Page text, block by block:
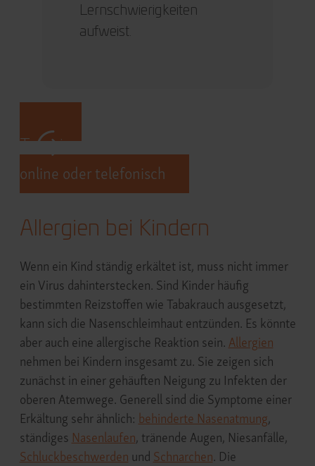
Lernschwierigkeiten
aufweist.
Termin vereinbaren
online oder telefonisch
Allergien bei Kindern
Wenn ein Kind ständig erkältet ist, muss nicht immer
ein Virus dahinterstecken. Sind Kinder häufig
bestimmten Reizstoffen wie Tabakrauch ausgesetzt,
kann sich die Nasenschleimhaut entzünden. Es könnte
aber auch eine allergische Reaktion sein. Allergien
nehmen bei Kindern insgesamt zu. Sie zeigen sich
zunächst in einer gehäuften Neigung zu Infekten der
oberen Atemwege. Generell sind die Symptome einer
Erkältung sehr ähnlich: behinderte Nasenatmung,
ständiges Nasenlaufen, tränende Augen, Niesanfälle,
Schluckbeschwerden und Schnarchen. Die